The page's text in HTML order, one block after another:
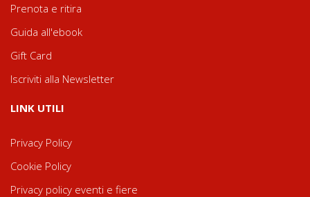
Prenota e ritira
Guida all'ebook
Gift Card
Iscriviti alla Newsletter
LINK UTILI
Privacy Policy
Cookie Policy
Privacy policy eventi e fiere